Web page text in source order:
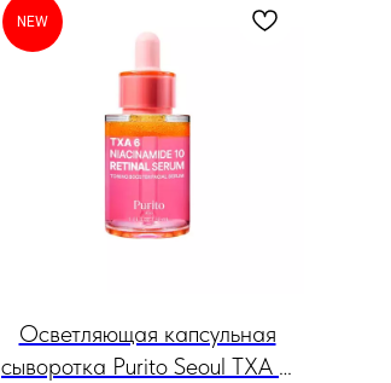
NEW
Осветляющая капсульная
сыворотка Purito Seoul TXA 6